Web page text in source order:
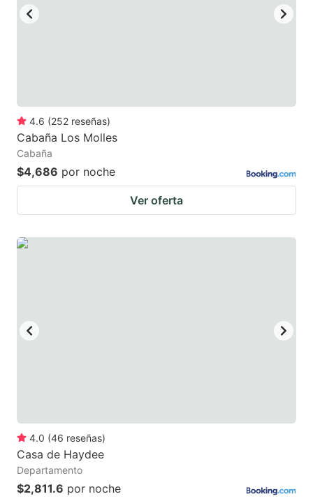
4.6 (252 reseñas)
Cabaña Los Molles
Cabaña
$4,686 por noche
Ver oferta
4.0 (46 reseñas)
Casa de Haydee
Departamento
$2,811.6 por noche